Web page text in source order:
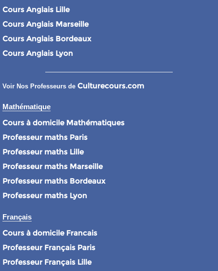
Cours Anglais Lille
Cours Anglais Marseille
Cours Anglais Bordeaux
Cours Anglais Lyon
Voir Nos Professeurs de Culturecours.com
Mathématique
Cours à domicile Mathématiques
Professeur maths Paris
Professeur maths Lille
Professeur maths Marseille
Professeur maths Bordeaux
Professeur maths Lyon
Français
Cours à domicile Francais
Professeur Français Paris
Professeur Français Lille